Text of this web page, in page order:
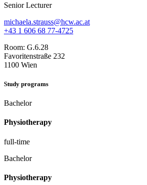
Senior Lecturer
michaela.strauss@hcw.ac.at
+43 1 606 68 77-4725
Room: G.6.28
Favoritenstraße 232
1100 Wien
Study programs
Bachelor
Physiotherapy
full-time
Bachelor
Physiotherapy